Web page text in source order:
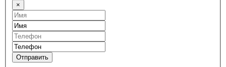
×
Отправить